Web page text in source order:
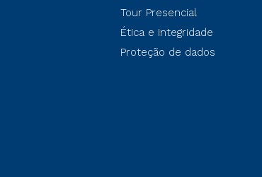
Tour Presencial
Ética e Integridade
Proteção de dados